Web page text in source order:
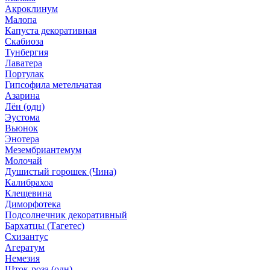
Акроклинум
Малопа
Капуста декоративная
Скабиоза
Тунбергия
Лаватера
Портулак
Гипсофила метельчатая
Азарина
Лён (одн)
Эустома
Вьюнок
Энотера
Мезембриантемум
Молочай
Душистый горошек (Чина)
Калибрахоа
Клещевина
Диморфотека
Подсолнечник декоративный
Бархатцы (Тагетес)
Схизантус
Агератум
Немезия